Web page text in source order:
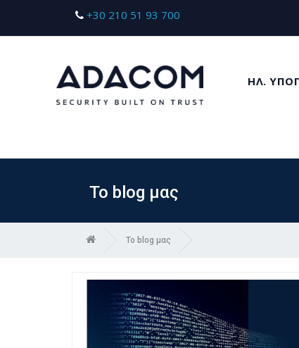
+30 210 51 93 700
ΗΛ.
Το blog μας
Το blog μας